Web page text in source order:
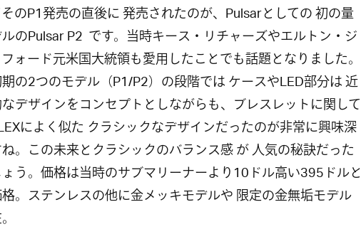
のP1発売の直後に 発売されたのが、Pulsarとしての 初の量
のPulsar P2 です。当時キース・リチャーズやエルトン・ジ
ォード元米国大統領も愛用したことでも話題となりました。
の2つのモデル（P1/P2）の段階では ケースやLED部分は 近
デザインをコンセプトとしながらも、ブレスレットに関して
によく似た クラシックなデザインだったのが非常に興味深
。この未来とクラシックのバランス感 が 人気の秘訣だった
う。価格は当時のサブマリーナーより10ドル高い395ドルと
。ステンレスの他に金メッキモデルや 限定の金無垢モデル